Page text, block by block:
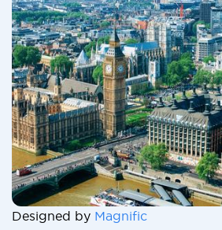
Designed by Magnific